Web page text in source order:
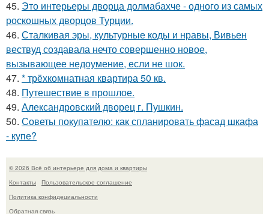
45. Это интерьеры дворца долмабахче - одного из самых
роскошных дворцов Турции.
46. Сталкивая эры, культурные коды и нравы, Вивьен
вествуд создавала нечто совершенно новое,
вызывающее недоумение, если не шок.
47. * трёхкомнатная квартира 50 кв.
48. Путешествие в прошлое.
49. Александровский дворец г. Пушкин.
50. Советы покупателю: как спланировать фасад шкафа
- купе?
© 2026 Всё об интерьере для дома и квартиры
Контакты
Пользовательское соглашение
Политика конфидециальности
Обратная связь